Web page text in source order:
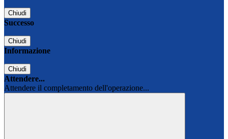
Chiudi
Successo
Chiudi
Informazione
Chiudi
Attendere...
Attendere il completamento dell'operazione...